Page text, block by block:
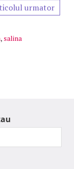
urmator
, salina